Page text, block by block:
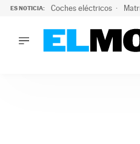
ES NOTICIA: Coches eléctricos